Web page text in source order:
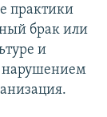
практики
брак или
и
нарушением